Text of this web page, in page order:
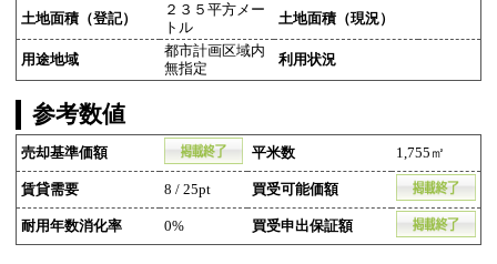
土地面積（登記）
２３５平方メー
トル
土地面積（現況）
用途地域
都市計画区域内
無指定
利用状況
参考数値
売却基準価額 平米数 1,755㎡
賃貸需要 8 / 25pt 買受可能価額
耐用年数消化率 0% 買受申出保証額